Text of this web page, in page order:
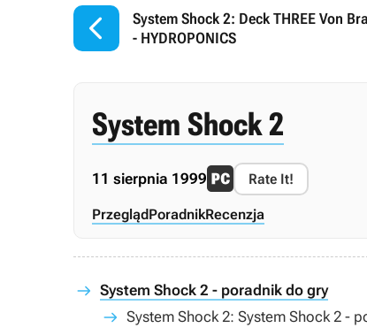

System Shock 2: Deck THREE Von
- HYDROPONICS
System Shock 2
11 sierpnia 1999 Rate It!
PrzeglądPoradnikRecenzja
System Shock 2 - poradnik do gry
System Shock 2: System Shock 2 -